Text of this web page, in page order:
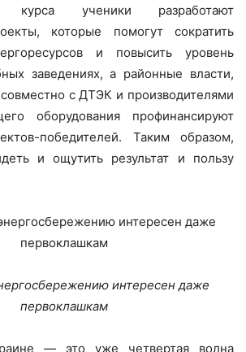
курса ученики разработают
которые помогут сократить
и повысить уровень
заведениях, а районные власти,
с ДТЭК и производителями
оборудования профинансируют
победителей. Таким образом,
и ощутить результат и пользу
интересен даже
первоклашкам
— это уже четвертая волна